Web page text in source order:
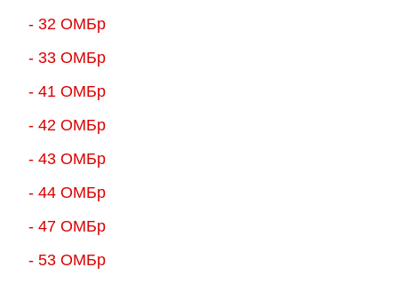
- 32 ОМБр
- 33 ОМБр
- 41 ОМБр
- 42 ОМБр
- 43 ОМБр
- 44 ОМБр
- 47 ОМБр
- 53 ОМБр